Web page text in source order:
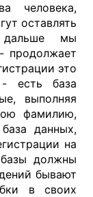
человека,
оставлять
мы
продолжает
это
- есть база
выполняя
фамилию,
данных,
на
должны
бывают
в своих